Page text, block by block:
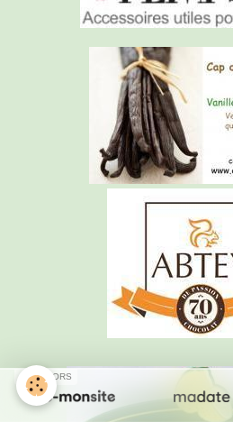
SPONSORS